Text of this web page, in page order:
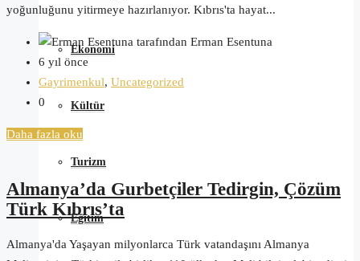
Ekonomi
Kültür
Turizm
Eğitim
yoğunluğunu yitirmeye hazırlanıyor. Kıbrıs'ta hayat...
tarafından Erman Esentuna
6 yıl önce
Gayrimenkul, Uncategorized
0
Daha fazla oku
Almanya’da Gurbetçiler Tedirgin, Çözüm
Türk Kıbrıs’ta
Almanya'da Yaşayan milyonlarca Türk vatandaşını Almanya